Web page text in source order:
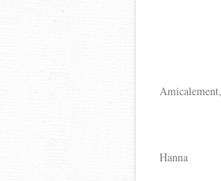
Amicalement,
Hanna